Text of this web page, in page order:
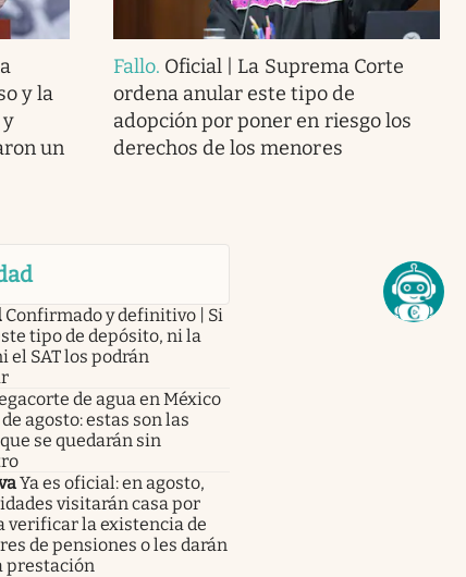
y la
un
Fallo. Oficial | La Suprema Corte
ordena anular este tipo de
adopción por poner en riesgo los
derechos de los menores
Confirmado y definitivo | Si
tipo de depósito, ni la
el SAT los podrán
de agua en México
agosto: estas son las
se quedarán sin
Ya es oficial: en agosto,
visitarán casa por
verificar la existencia de
de pensiones o les darán
prestación